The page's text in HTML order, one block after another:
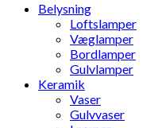
Belysning
Loftslamper
Væglamper
Bordlamper
Gulvlamper
Keramik
Vaser
Gulvvaser